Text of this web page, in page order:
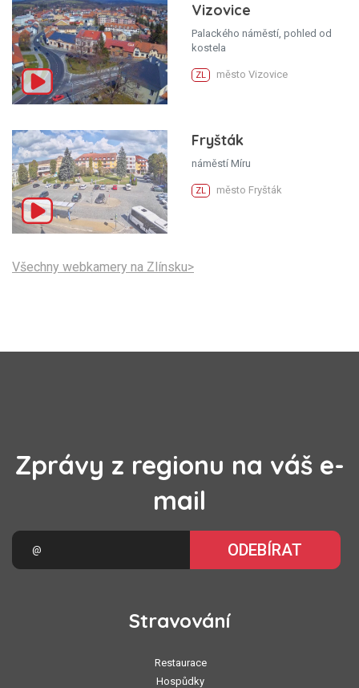
Vizovice
Palackého náměstí, pohled od
kostela
ZL město Vizovice
Fryšták
náměstí Míru
ZL město Fryšták
Všechny webkamery na Zlínsku>
Zprávy z regionu na váš e-
mail
ODEBÍRAT
Stravování
Restaurace
Hospůdky